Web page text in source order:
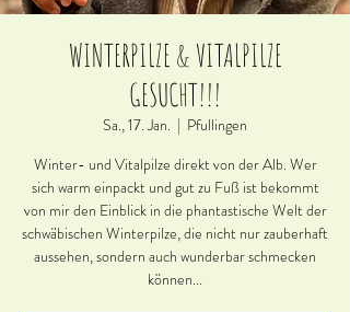
WINTERPILZE & VITALPILZE
GESUCHT!!!
Sa., 17. Jan.
  |
Pfullingen
Winter- und Vitalpilze direkt von der Alb. Wer
sich warm einpackt und gut zu Fuß ist bekommt
von mir den Einblick in die phantastische Welt der
schwäbischen Winterpilze, die nicht nur zauberhaft
aussehen, sondern auch wunderbar schmecken
können...